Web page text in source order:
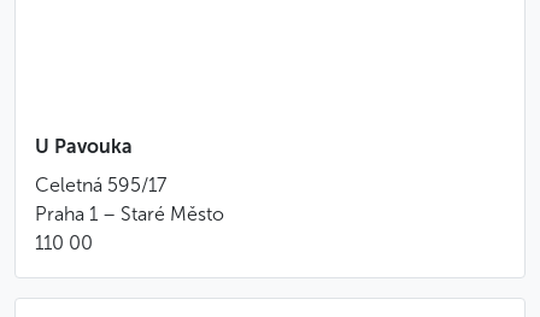
Torta fatta in casa
Menù a base di pollame
U Pavouka
Celetná 595/17
Praha 1 – Staré Město
110 00